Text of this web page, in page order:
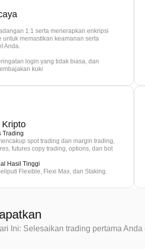
1:1 serta menerapkan enkripsi
untuk memastikan keamanan serta
Anda.
login yang tidak biasa, dan
kuki
Kripto
Trading
spot trading dan margin trading,
futures copy trading, options, dan bot
Hasil Tinggi
Flexible, Flexi Max, dan Staking.
Ini: Selesaikan trading pertama